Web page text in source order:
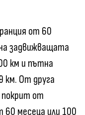
от 60
задвижващата
км и пътна
км. От друга
покрит от
60 месеца или 100